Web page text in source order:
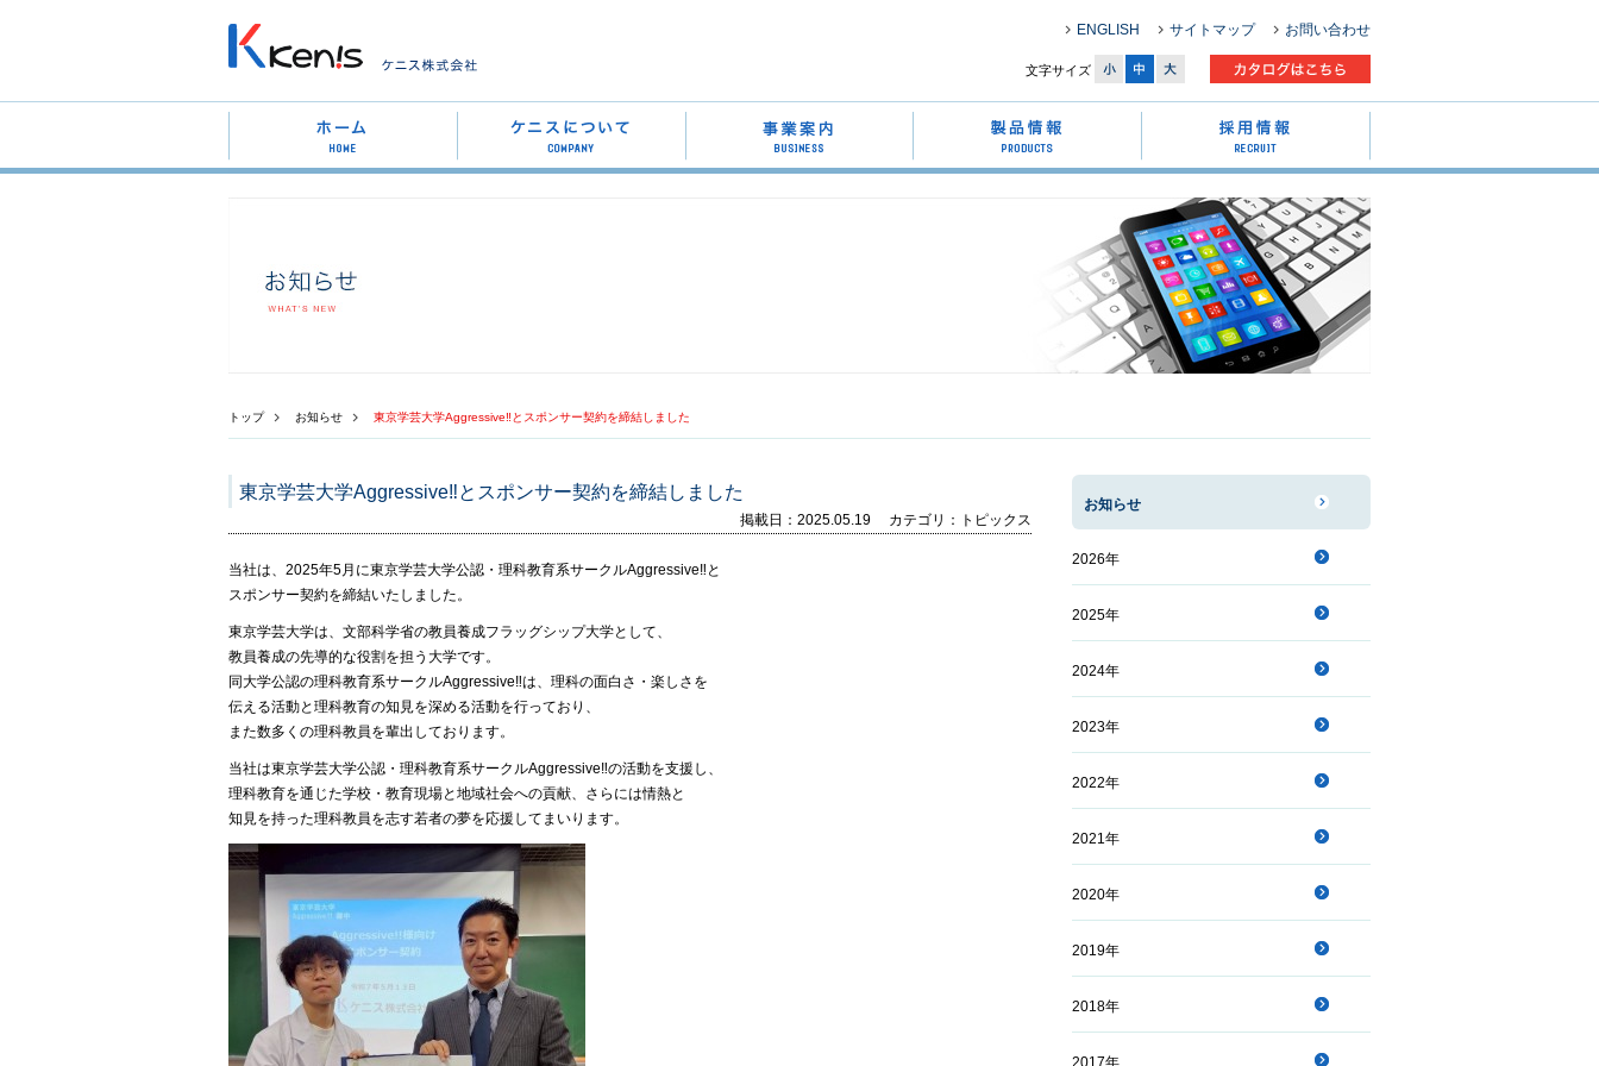
お問い合わせ
サイトマップ
ENGLISH
文字サイズ
トップ お知らせ 東京学芸大学Aggressive‼とスポンサー契約を締結しました
東京学芸大学Aggressive‼とスポンサー契約を締結しました
カテゴリ：トピックス
掲載日：2025.05.19
当社は、2025年5月に東京学芸大学公認・理科教育系サークルAggressive‼と
スポンサー契約を締結いたしました。
東京学芸大学は、文部科学省の教員養成フラッグシップ大学として、
教員養成の先導的な役割を担う大学です。
同大学公認の理科教育系サークルAggressive‼は、理科の面白さ・楽しさを
伝える活動と理科教育の知見を深める活動を行っており、
また数多くの理科教員を輩出しております。
当社は東京学芸大学公認・理科教育系サークルAggressive‼の活動を支援し、
理科教育を通じた学校・教育現場と地域社会への貢献、さらには情熱と
知見を持った理科教員を志す若者の夢を応援してまいります。
お知らせ
2026年
2025年
2024年
2023年
2022年
2021年
2020年
2019年
2018年
2017年